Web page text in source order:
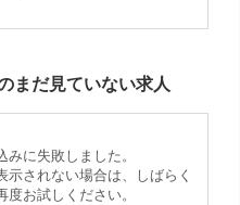
まだ見ていない求人
みに失敗しました。
示されない場合は、しばらく
度お試しください。